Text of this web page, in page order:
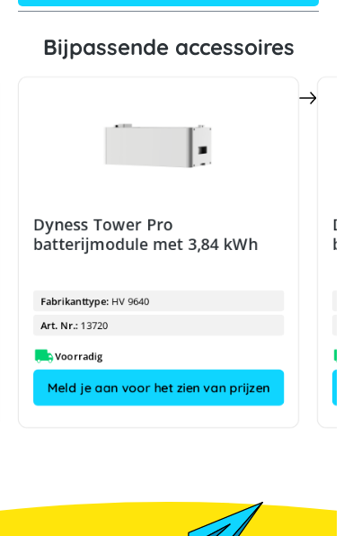
Bijpassende accessoires
Dyness Tower Pro
batterijmodule met 3,84 kWh
Fabrikanttype: HV 9640
Art. Nr.: 13720
Voorradig
Meld je aan voor het zien van prijzen